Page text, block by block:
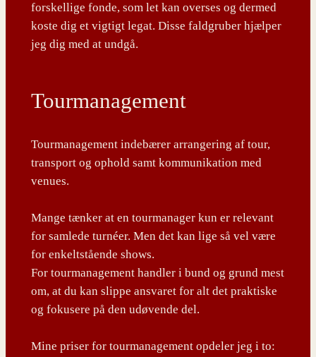
forskellige fonde, som let kan overses og dermed
koste dig et vigtigt legat. Disse faldgruber hjælper
jeg dig med at undgå.
Tourmanagement
Tourmanagement indebærer arrangering af tour,
transport og ophold samt kommunikation med
venues.
Mange tænker at en tourmanager kun er relevant
for samlede turnéer. Men det kan lige så vel være
for enkeltstående shows.
For tourmanagement handler i bund og grund mest
om, at du kan slippe ansvaret for alt det praktiske
og fokusere på den udøvende del.
Mine priser for tourmanagement opdeler jeg i to: